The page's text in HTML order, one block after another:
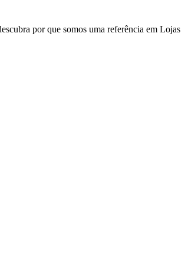
por que somos uma referência em Lojas